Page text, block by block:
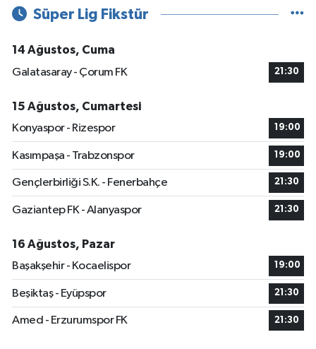
Süper Lig Fikstür
14 Ağustos, Cuma
Galatasaray - Çorum FK
21:30
15 Ağustos, Cumartesi
Konyaspor - Rizespor
19:00
Kasımpaşa - Trabzonspor 19:00
Gençlerbirliği S.K. - Fenerbahçe 21:30
Gaziantep FK - Alanyaspor 21:30
16 Ağustos, Pazar
Başakşehir - Kocaelispor
19:00
Beşiktaş - Eyüpspor 21:30
Amed - Erzurumspor FK 21:30